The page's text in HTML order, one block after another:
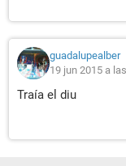
guadalupealber
19 jun 2015 a
Traía el diu